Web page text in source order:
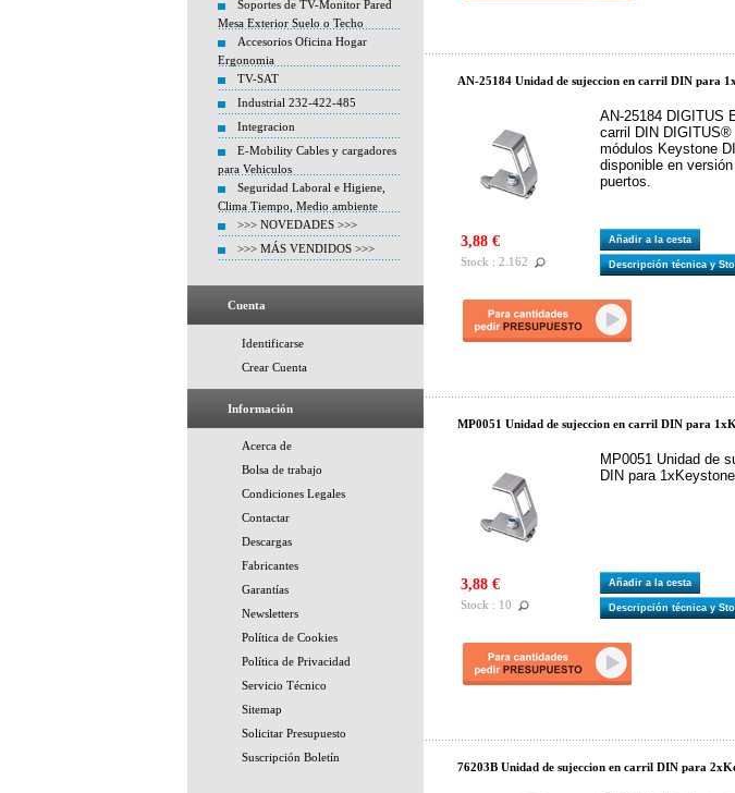
Soportes de TV-Monitor Pared
Mesa Exterior Suelo o Techo
Accesorios Oficina Hogar
Ergonomia
TV-SAT
Industrial 232-422-485
Integracion
E-Mobility Cables y cargadores
para Vehiculos
Seguridad Laboral e Higiene,
Clima Tiempo, Medio ambiente
>>> NOVEDADES >>>
>>> MÁS VENDIDOS >>>
Cuenta
Identificarse
Crear Cuenta
Información
Acerca de
Bolsa de trabajo
Condiciones Legales
Contactar
Descargas
Fabricantes
Garantías
Newsletters
Política de Cookies
Política de Privacidad
Servicio Técnico
Sitemap
Solicitar Presupuesto
Suscripción Boletín
AN-25184 Unidad de sujeccion en carril DIN para
AN-25184 DIGITUS
carril DIN DIGITUS®
módulos Keystone
disponible en
puertos.
3,88 €
Stock : 2.162
Añadir a la cesta
Descripción técnica y
MP0051 Unidad de sujeccion en carril DIN para
MP0051 Unidad de
DIN para
3,88 €
Stock : 10
Añadir a la cesta
Descripción técnica y
76203B Unidad de sujeccion en carril DIN para